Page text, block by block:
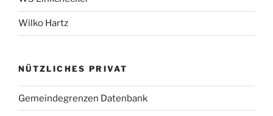
Wilko Hartz
NÜTZLICHES PRIVAT
Gemeindegrenzen Datenbank